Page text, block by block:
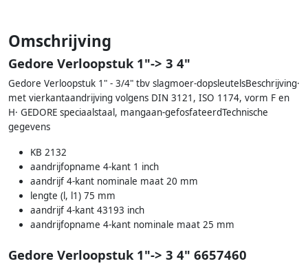
Omschrijving
Gedore Verloopstuk 1"-> 3 4"
Gedore Verloopstuk 1" - 3/4" tbv slagmoer-dopsleutelsBeschrijving·
met vierkantaandrijving volgens DIN 3121, ISO 1174, vorm F en
H· GEDORE speciaalstaal, mangaan-gefosfateerdTechnische
gegevens
KB 2132
aandrijfopname 4-kant 1 inch
aandrijf 4-kant nominale maat 20 mm
lengte (l, l1) 75 mm
aandrijf 4-kant 43193 inch
aandrijfopname 4-kant nominale maat 25 mm
Gedore Verloopstuk 1"-> 3 4" 6657460